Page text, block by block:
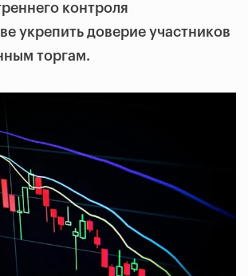
контроля
укрепить доверие участников
торгам.